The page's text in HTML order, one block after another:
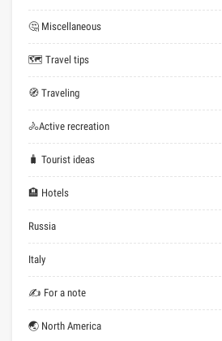
🤔 Miscellaneous
🗺 Travel tips
🧭 Traveling
🚴Active recreation
🧳 Tourist ideas
🏨 Hotels
Russia
Italy
✍ For a note
🌏 North America